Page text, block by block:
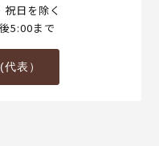
日を除く
5:00まで
表）